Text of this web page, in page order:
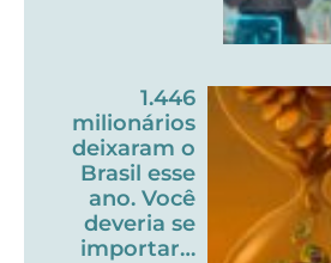
1.446
milionários
deixaram o
Brasil esse
ano. Você
deveria se
importar…